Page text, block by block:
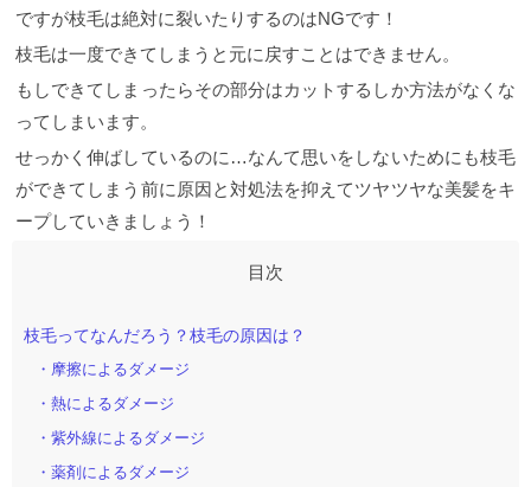
ですが枝毛は絶対に裂いたりするのはNGです！
枝毛は一度できてしまうと元に戻すことはできません。
もしできてしまったらその部分はカットするしか方法がなくな
ってしまいます。
せっかく伸ばしているのに…なんて思いをしないためにも枝毛
ができてしまう前に原因と対処法を抑えてツヤツヤな美髪をキ
ープしていきましょう！
枝毛ってなんだろう？枝毛の原因は？
・摩擦によるダメージ
・熱によるダメージ
・紫外線によるダメージ
・薬剤によるダメージ